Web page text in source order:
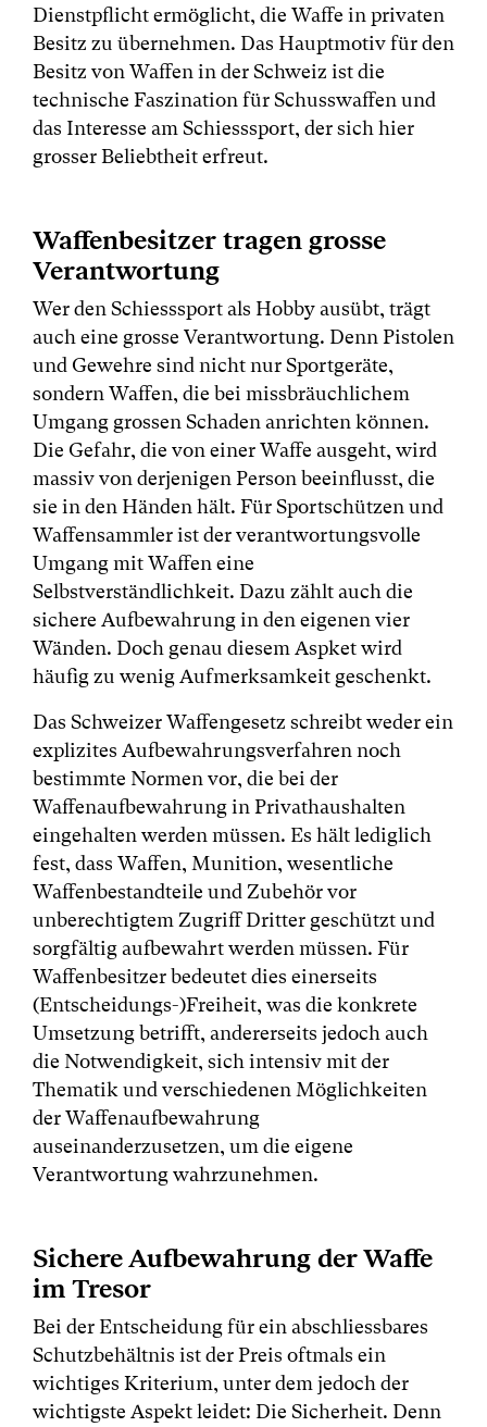
Dienstpflicht ermöglicht, die Waffe in privaten
Besitz zu übernehmen. Das Hauptmotiv für den
Besitz von Waffen in der Schweiz ist die
technische Faszination für Schusswaffen und
das Interesse am Schiesssport, der sich hier
grosser Beliebtheit erfreut.
Waffenbesitzer tragen grosse
Verantwortung
Wer den Schiesssport als Hobby ausübt, trägt
auch eine grosse Verantwortung. Denn Pistolen
und Gewehre sind nicht nur Sportgeräte,
sondern Waffen, die bei missbräuchlichem
Umgang grossen Schaden anrichten können.
Die Gefahr, die von einer Waffe ausgeht, wird
massiv von derjenigen Person beeinflusst, die
sie in den Händen hält. Für Sportschützen und
Waffensammler ist der verantwortungsvolle
Umgang mit Waffen eine
Selbstverständlichkeit. Dazu zählt auch die
sichere Aufbewahrung in den eigenen vier
Wänden. Doch genau diesem Aspket wird
häufig zu wenig Aufmerksamkeit geschenkt.
Das Schweizer Waffengesetz schreibt weder ein
explizites Aufbewahrungsverfahren noch
bestimmte Normen vor, die bei der
Waffenaufbewahrung in Privathaushalten
eingehalten werden müssen. Es hält lediglich
fest, dass Waffen, Munition, wesentliche
Waffenbestandteile und Zubehör vor
unberechtigtem Zugriff Dritter geschützt und
sorgfältig aufbewahrt werden müssen. Für
Waffenbesitzer bedeutet dies einerseits
(Entscheidungs-)Freiheit, was die konkrete
Umsetzung betrifft, andererseits jedoch auch
die Notwendigkeit, sich intensiv mit der
Thematik und verschiedenen Möglichkeiten
der Waffenaufbewahrung
auseinanderzusetzen, um die eigene
Verantwortung wahrzunehmen.
Sichere Aufbewahrung der Waffe
im Tresor
Bei der Entscheidung für ein abschliessbares
Schutzbehältnis ist der Preis oftmals ein
wichtiges Kriterium, unter dem jedoch der
wichtigste Aspekt leidet: Die Sicherheit. Denn